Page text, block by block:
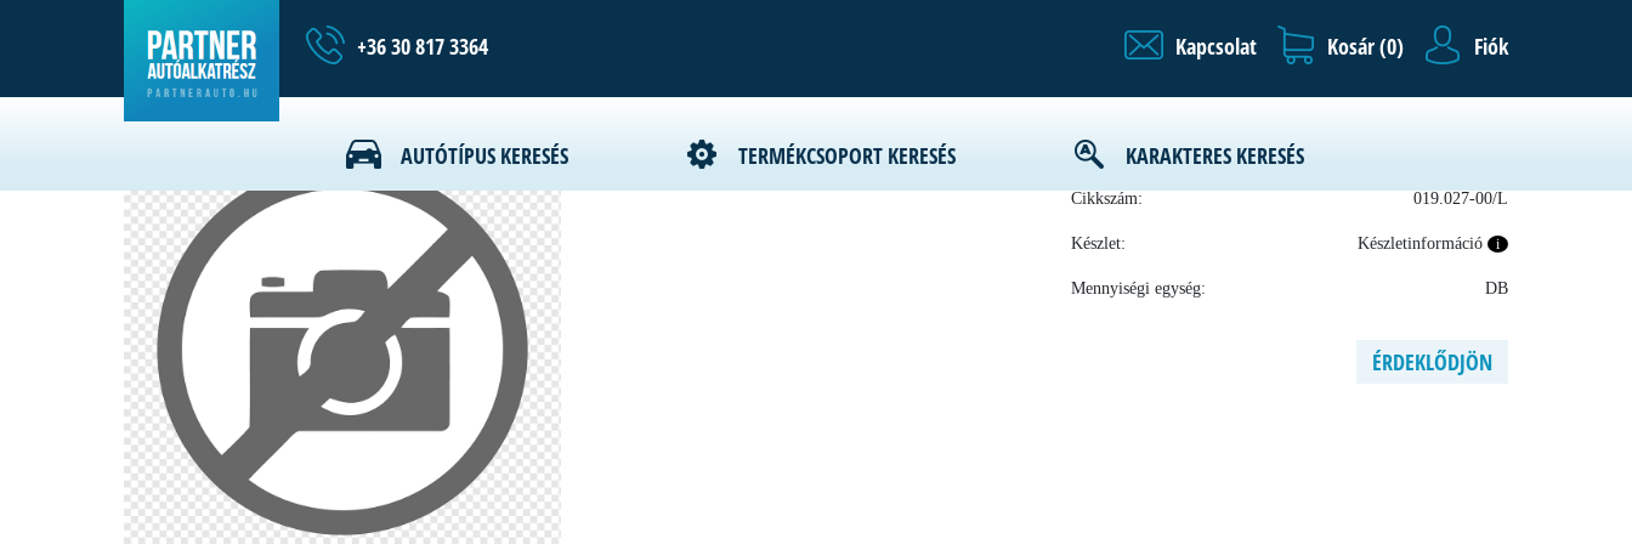
+36 30 817 3364 Kapcsolat Kosár (0) Fiók
AUTÓTÍPUS KERESÉS TERMÉKCSOPORT KERESÉS KARAKTERES KERESÉS
019.027-00/L Feszítő szalag
Gyártó:
Cikkszám: 019.027-00/L
Készlet: Készletinformáció i
Mennyiségi egység: DB
ÉRDEKLŐDJÖN